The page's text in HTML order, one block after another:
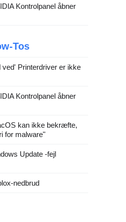
Kontrolpanel åbner
Tos
ved' Printerdriver er ikke
Kontrolpanel åbner
kan ikke bekræfte,
for malware"
Update -fejl
nedbrud